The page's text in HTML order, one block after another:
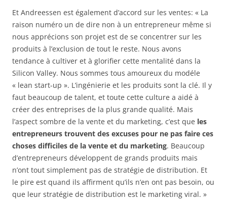
Et Andreessen est également d’accord sur les ventes: « La
raison numéro un de dire non à un entrepreneur même si
nous apprécions son projet est de se concentrer sur les
produits à l’exclusion de tout le reste. Nous avons
tendance à cultiver et à glorifier cette mentalité dans la
Silicon Valley. Nous sommes tous amoureux du modéle
« lean start-up ». L’ingénierie et les produits sont la clé. Il y
faut beaucoup de talent, et toute cette culture a aidé à
créer des entreprises de la plus grande qualité. Mais
l’aspect sombre de la vente et du marketing, c’est que les
entrepreneurs trouvent des excuses pour ne pas faire ces
choses difficiles de la vente et du marketing. Beaucoup
d’entrepreneurs développent de grands produits mais
n’ont tout simplement pas de stratégie de distribution. Et
le pire est quand ils affirment qu’ils n’en ont pas besoin, ou
que leur stratégie de distribution est le marketing viral. »